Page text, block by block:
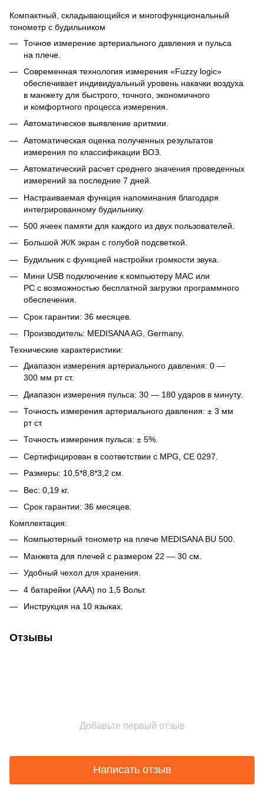
Компактный, складывающийся и многофункциональный
тонометр с будильником
Точное измерение артериального давления и пульса
на плече.
Современная технология измерения «Fuzzy logic»
обеспечивает индивидуальный уровень накачки воздуха
в манжету для быстрого, точного, экономичного
и комфортного процесса измерения.
Автоматическое выявление аритмии.
Автоматическая оценка полученных результатов
измерения по классификации ВОЗ.
Автоматический расчет среднего значения проведенных
измерений за последние 7 дней.
Настраиваемая функция напоминания благодаря
интегрированному будильнику.
500 ячеек памяти для каждого из двух пользователей.
Большой Ж/К экран с голубой подсветкой.
Будильник с функцией настройки громкости звука.
Мини USB подключение к компьютеру MAC или
PC c возможностью бесплатной загрузки программного
обеспечения.
Срок гарантии: 36 месяцев.
Производитель: MEDISANA AG, Germany.
Технические характеристики:
Диапазон измерения артериального давления: 0 —
300 мм рт ст.
Диапазон измерения пульса: 30 — 180 ударов в минуту.
Точность измерения артериального давления: ± 3 мм
рт ст.
Точность измерения пульса: ± 5%.
Сертифицирован в соответствии с MPG, CE 0297.
Размеры: 10,5*8,8*3,2 см.
Вес: 0,19 кг.
Срок гарантии: 36 месяцев.
Комплектация:
Компьютерный тонометр на плече MEDISANA BU 500.
Манжета для плечей с размером 22 — 30 см.
Удобный чехол для хранения.
4 батарейки (ААА) по 1,5 Вольт.
Инструкция на 10 языках.
Отзывы
Добавьте первый отзыв
Написать отзыв